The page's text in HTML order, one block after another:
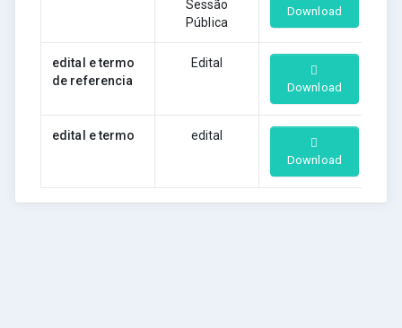
Sessão
Pública
Download
edital e termo
de referencia
Edital
Download
edital e termo edital
Download